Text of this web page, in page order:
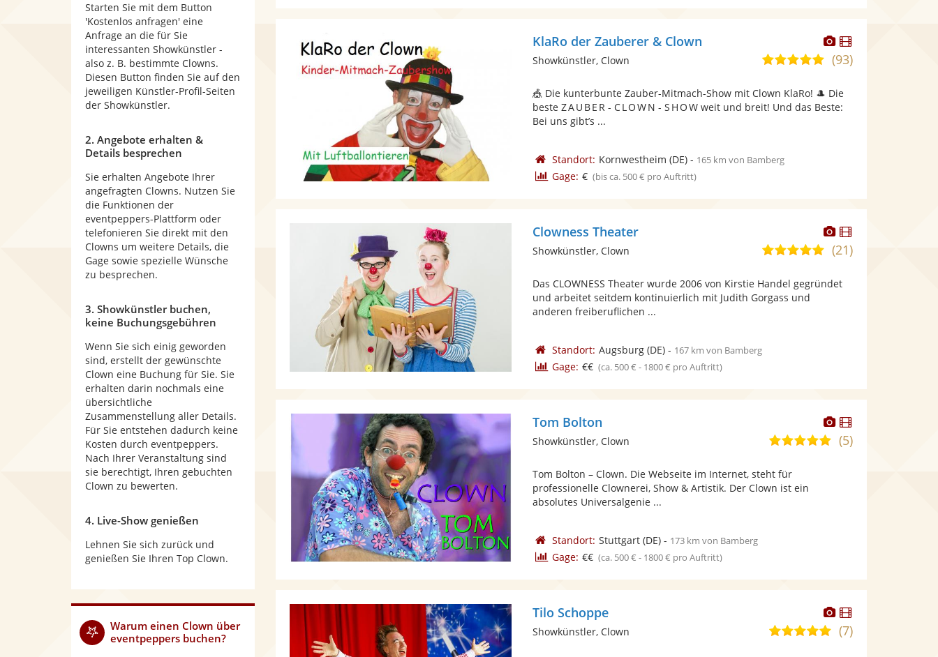
Dieser
Künstler
stellt
Fotos
bereit.
Dieser
Künstler
KlaRo der Zauberer & Clown
5,0
5
Sternen
(93)
Showkünstler, Clown
🎪 Die kunterbunte Zauber-Mitmach-Show mit Clown KlaRo! 🎩 Die
beste Z A U B E R - C L O W N - S H O W weit und breit! Und das Beste:
Bei uns gibt’s ...
Standort: Kornwestheim (DE)- 165 km von Bamberg
Gage: € (bis ca. 500 € pro Auftritt)
Dieser
Künstler
stellt
bereit.
Dieser
Künstler
Clowness Theater
5,0
5
(21)
Showkünstler, Clown
Das CLOWNESS Theater wurde 2006 von Kirstie Handel gegründet
und arbeitet seitdem kontinuierlich mit Judith Gorgass und
anderen freiberuflichen ...
Standort: Augsburg(DE)- 167 km von Bamberg
Gage: €€ (ca. 500 € - 1800 € pro Auftritt)
Dieser
Künstler
stellt
Dieser
Künstler
Tom Bolton
4,9(5)
Showkünstler, Clown
Tom Bolton – Clown. Die Webseite im Internet, steht für
professionelle Clownerei, Show & Artistik. Der Clown ist ein
absolutes Universalgenie ...
Standort: Stuttgart(DE)- 173 km von Bamberg
Gage: €€ (ca. 500 € - 1800 € pro Auftritt)
Dieser
Künstler
stellt
Dieser
Künstler
Tilo Schoppe
5,0(7)
Showkünstler, Clown
Starten Sie mit dem Button
'Kostenlos anfragen' eine
Anfrage an die für Sie
interessanten Showkünstler -
also z. B. bestimmte Clowns.
Diesen Button finden Sie auf den
jeweiligen Künstler-Profil-Seiten
der Showkünstler.
2. Angebote erhalten &
Details besprechen
Sie erhalten Angebote Ihrer
angefragten Clowns. Nutzen Sie
die Funktionen der
eventpeppers-Plattform oder
telefonieren Sie direkt mit den
Clowns um weitere Details, die
Gage sowie spezielle Wünsche
zu besprechen.
3. Showkünstler buchen,
keine Buchungsgebühren
Wenn Sie sich einig geworden
sind, erstellt der gewünschte
Clown eine Buchung für Sie. Sie
erhalten darin nochmals eine
übersichtliche
Zusammenstellung aller Details.
Für Sie entstehen dadurch keine
Kosten durch eventpeppers.
Nach Ihrer Veranstaltung sind
sie berechtigt, Ihren gebuchten
Clown zu bewerten.
4. Live-Show genießen
Lehnen Sie sich zurück und
genießen Sie Ihren Top Clown.
Warum einen Clown über
eventpeppers buchen?